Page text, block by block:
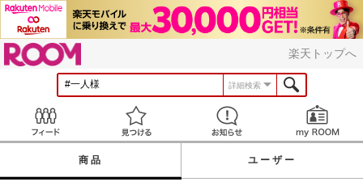
楽天トップへ
詳細検索
見つける お知らせ
商品 ユーザー